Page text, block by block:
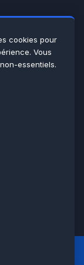
cookies pour
Vous
essentiels.